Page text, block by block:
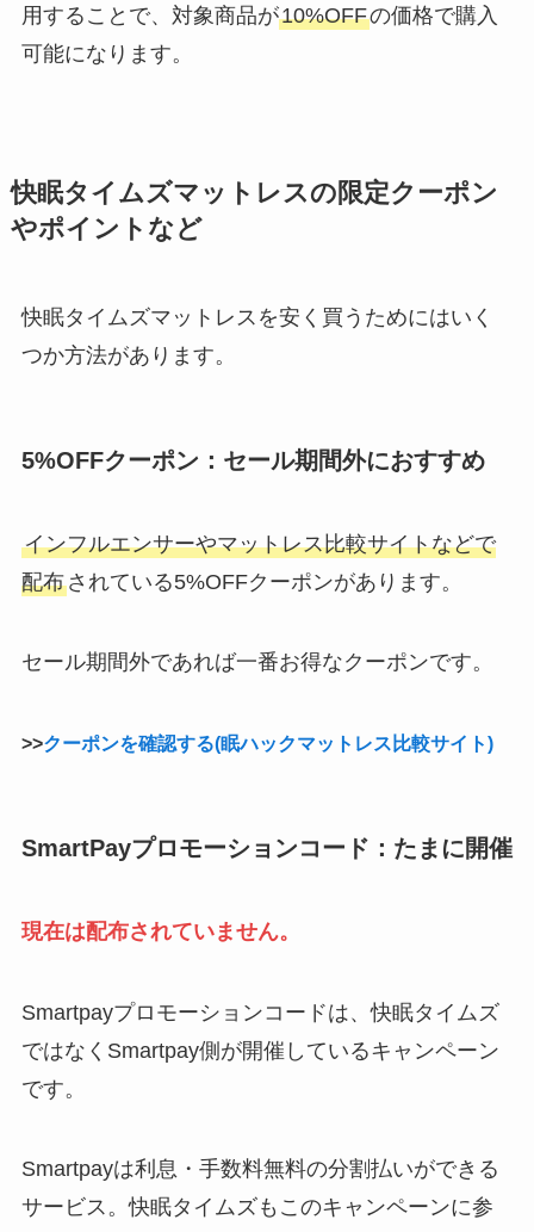
用することで、対象商品が10%OFFの価格で購入
可能になります。
快眠タイムズマットレスの限定クーポン
やポイントなど
快眠タイムズマットレスを安く買うためにはいく
つか方法があります。
5%OFFクーポン：セール期間外におすすめ
インフルエンサーやマットレス比較サイトなどで
配布されている5%OFFクーポンがあります。
セール期間外であれば一番お得なクーポンです。
>>クーポンを確認する(眠ハックマットレス比較サイト)
SmartPayプロモーションコード：たまに開催
現在は配布されていません。
Smartpayプロモーションコードは、快眠タイムズ
ではなくSmartpay側が開催しているキャンペーン
です。
Smartpayは利息・手数料無料の分割払いができる
サービス。快眠タイムズもこのキャンペーンに参